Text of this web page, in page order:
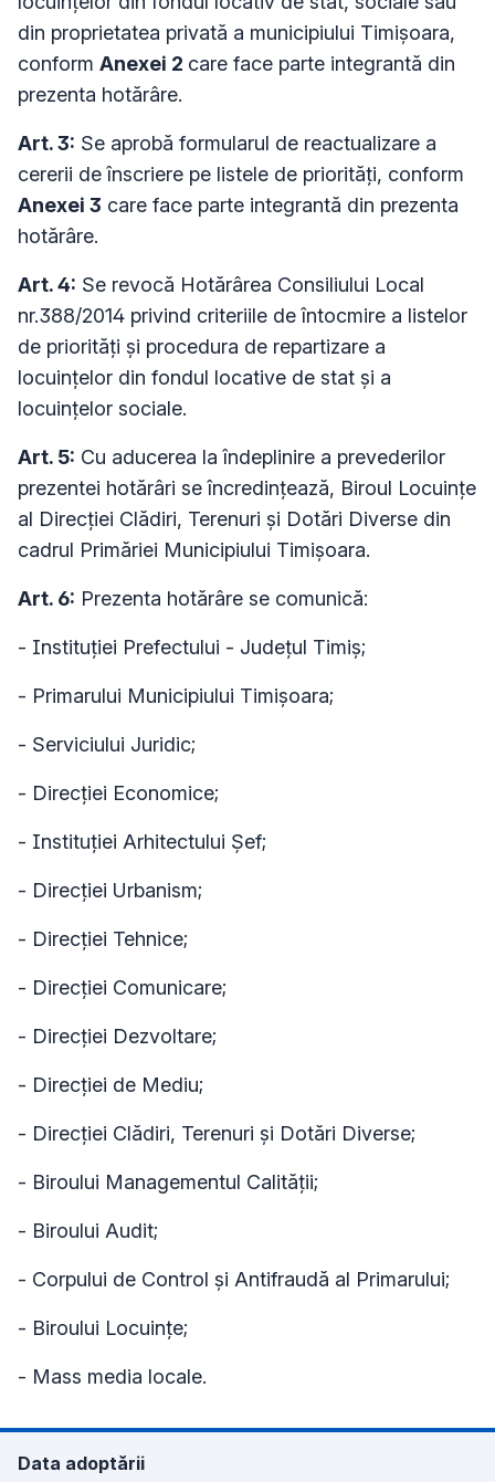
din proprietatea privată a municipiului Timişoara,
conform Anexei 2 care face parte integrantă din
prezenta hotărâre.
Art. 3: Se aprobă formularul de reactualizare a
cererii de înscriere pe listele de priorităţi, conform
Anexei 3 care face parte integrantă din prezenta
hotărâre.
Art. 4: Se revocă Hotărârea Consiliului Local
nr.388/2014 privind criteriile de întocmire a listelor
de priorităţi şi procedura de repartizare a
locuinţelor din fondul locative de stat şi a
locuinţelor sociale.
Art. 5: Cu aducerea la îndeplinire a prevederilor
prezentei hotărâri se încredinţează, Biroul Locuinţe
al Direcţiei Clădiri, Terenuri şi Dotări Diverse din
cadrul Primăriei Municipiului Timişoara.
Art. 6: Prezenta hotărâre se comunică:
- Instituţiei Prefectului - Judeţul Timiş;
- Primarului Municipiului Timişoara;
- Serviciului Juridic;
- Direcţiei Economice;
- Instituţiei Arhitectului Şef;
- Direcţiei Urbanism;
- Direcţiei Tehnice;
- Direcţiei Comunicare;
- Direcţiei Dezvoltare;
- Direcţiei de Mediu;
- Direcţiei Clădiri, Terenuri şi Dotări Diverse;
- Biroului Managementul Calităţii;
- Biroului Audit;
- Corpului de Control şi Antifraudă al Primarului;
- Biroului Locuinţe;
- Mass media locale.
Data adoptării